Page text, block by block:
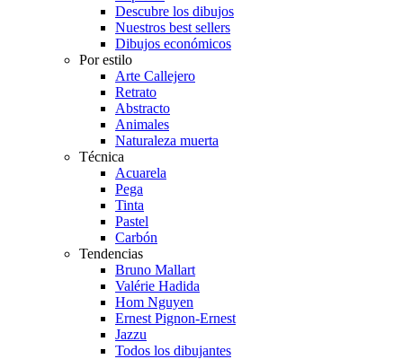
Descubre los dibujos
Nuestros best sellers
Dibujos económicos
Por estilo
Arte Callejero
Retrato
Abstracto
Animales
Naturaleza muerta
Técnica
Acuarela
Pega
Tinta
Pastel
Carbón
Tendencias
Bruno Mallart
Valérie Hadida
Hom Nguyen
Ernest Pignon-Ernest
Jazzu
Todos los dibujantes